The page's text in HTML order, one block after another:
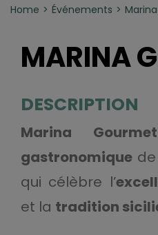
Home Événements
MARINA
DESCRIPTION
Marina Gourmet
gastronomiquede
qui célèbre l’
et la tradition